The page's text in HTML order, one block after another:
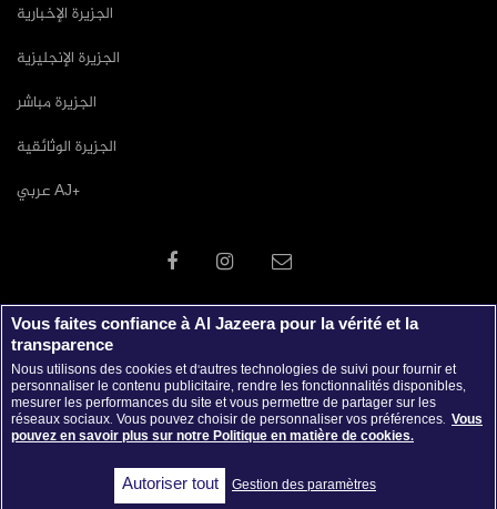
الجزيرة الإخبارية
الجزيرة الإنجليزية
الجزيرة مباشر
الجزيرة الوثائقية
عربي AJ+
جميع الحقوق محفوظة © 2026 شبكة الجزيرة الاعلامية
Vous faites confiance à Al Jazeera pour la vérité et la
transparence
Nous utilisons des cookies et d'autres technologies de suivi pour fournir et
personnaliser le contenu publicitaire, rendre les fonctionnalités disponibles,
mesurer les performances du site et vous permettre de partager sur les
réseaux sociaux. Vous pouvez choisir de personnaliser vos préférences. Vous
pouvez en savoir plus sur notre Politique en matière de cookies.
Gestion des paramètres
Autoriser tout